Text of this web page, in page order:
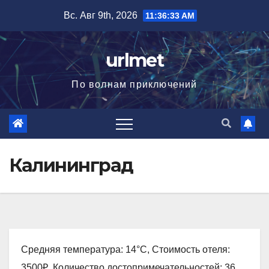
содержимому
Вс. Авг 9th, 2026 11:36:34 AM
urlmet
По волнам приключений
Калининград
Средняя температура: 14°C, Стоимость отеля: